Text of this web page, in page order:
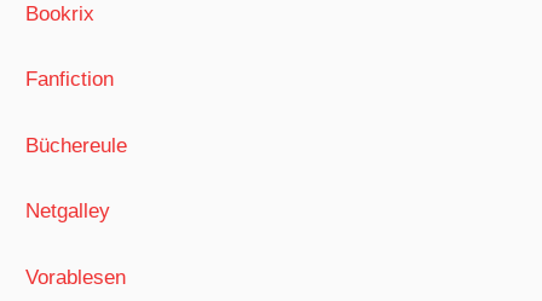
Bookrix
Fanfiction
Büchereule
Netgalley
Vorablesen